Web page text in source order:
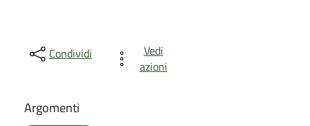
Condividi
Vedi
azioni
Argomenti